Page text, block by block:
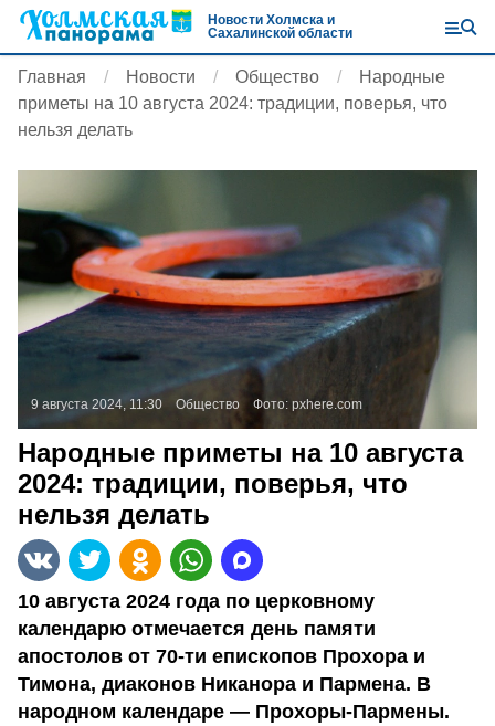
Новости Холмска и
Сахалинской области
Главная Новости Общество
Народные
приметы на 10 августа 2024: традиции, поверья, что
нельзя делать
9 августа 2024, 11:30 Общество Фото: pxhere.com
Народные приметы на 10 августа
2024: традиции, поверья, что
нельзя делать
10 августа 2024 года по церковному
календарю отмечается день памяти
апостолов от 70-ти епископов Прохора и
Тимона, диаконов Никанора и Пармена. В
народном календаре — Прохоры-Пармены.